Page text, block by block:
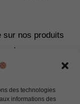
des technologies
informations des
sur nos produits
de
sur